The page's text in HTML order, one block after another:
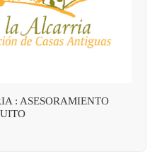
: ASESORAMIENTO